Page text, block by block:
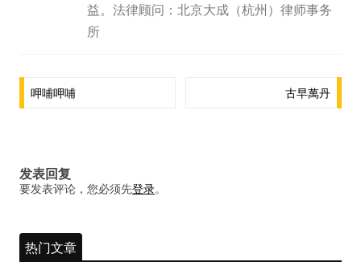
益。法律顾问：北京大成（杭州）律师事务
所
章
呷哺呷哺 古早萬丹
发表回复
要发表评论，您必须先登录。
热门文章